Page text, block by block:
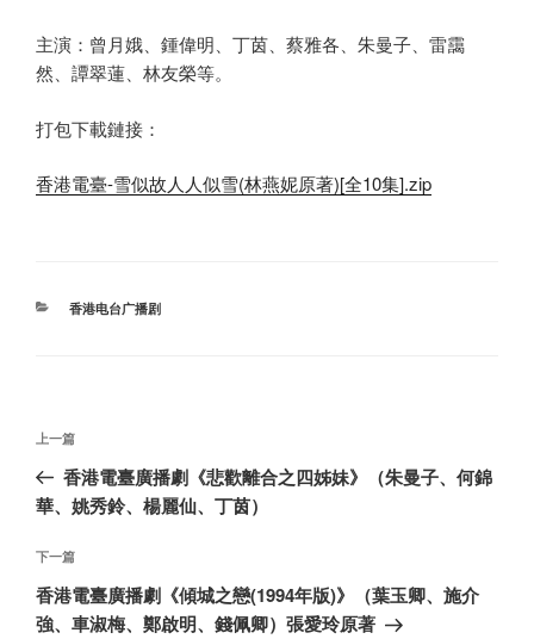
主演：曾月娥、鍾偉明、丁茵、蔡雅各、朱曼子、雷靄
然、譚翠蓮、林友榮等。
打包下載鏈接：
香港電臺-雪似故人人似雪(林燕妮原著)[全10集].zip
分
香港电台广播剧
文
导
航
上
一
篇
章
上一篇
香港電臺廣播劇《悲歡離合之四姊妹》（朱曼子、何錦
華、姚秀鈴、楊麗仙、丁茵）
下
一
篇
下一篇
香港電臺廣播劇《傾城之戀(1994年版)》（葉玉卿、施介
強、車淑梅、鄭啟明、錢佩卿）張愛玲原著